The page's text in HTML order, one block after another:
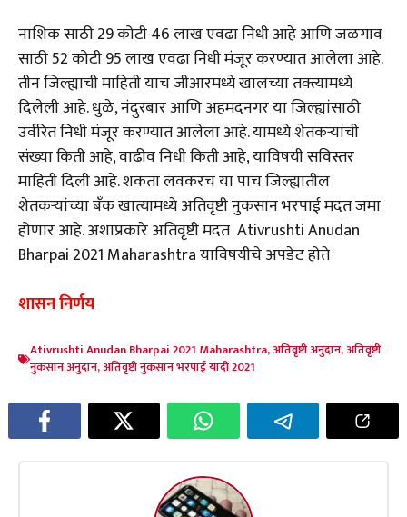
नाशिक साठी 29 कोटी 46 लाख एवढा निधी आहे आणि जळगाव
साठी 52 कोटी 95 लाख एवढा निधी मंजूर करण्यात आलेला आहे.
तीन जिल्ह्याची माहिती याच जीआरमध्ये खालच्या तक्त्यामध्ये
दिलेली आहे. धुळे, नंदुरबार आणि अहमदनगर या जिल्ह्यांसाठी
उर्वरित निधी मंजूर करण्यात आलेला आहे. यामध्ये शेतकऱ्यांची
संख्या किती आहे, वाढीव निधी किती आहे, याविषयी सविस्तर
माहिती दिली आहे. शकता लवकरच या पाच जिल्ह्यातील
शेतकर्‍यांच्या बँक खात्यामध्ये अतिवृष्टी नुकसान भरपाई मदत जमा
होणार आहे. अशाप्रकारे अतिवृष्टी मदत Ativrushti Anudan
Bharpai 2021 Maharashtra याविषयीचे अपडेट होते
शासन निर्णय
Ativrushti Anudan Bharpai 2021 Maharashtra,अतिवृष्टी अनुदान,अतिवृष्टी
नुकसान अनुदान,अतिवृष्टी नुकसान भरपाई यादी 2021